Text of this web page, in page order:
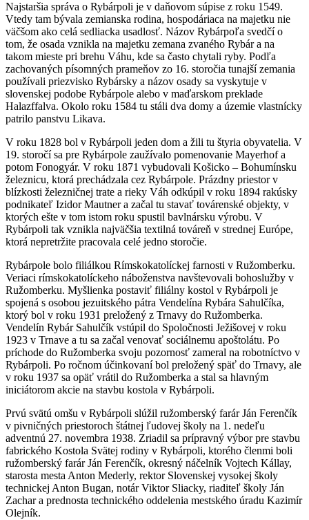
Najstaršia správa o Rybárpoli je v daňovom súpise z roku 1549.
Vtedy tam bývala zemianska rodina, hospodáriaca na majetku nie
väčšom ako celá sedliacka usadlosť. Názov Rybárpoľa svedčí o
tom, že osada vznikla na majetku zemana zvaného Rybár a na
takom mieste pri brehu Váhu, kde sa často chytali ryby. Podľa
zachovaných písomných prameňov zo 16. storočia tunajší zemania
používali priezvisko Rybársky a názov osady sa vyskytuje v
slovenskej podobe Rybárpole alebo v maďarskom preklade
Halazffalva. Okolo roku 1584 tu stáli dva domy a územie vlastnícky
patrilo panstvu Likava.
V roku 1828 bol v Rybárpoli jeden dom a žili tu štyria obyvatelia. V
19. storočí sa pre Rybárpole zaužívalo pomenovanie Mayerhof a
potom Fonogyár. V roku 1871 vybudovali Košicko – Bohumínsku
železnicu, ktorá prechádzala cez Rybárpole. Prázdny priestor v
blízkosti železničnej trate a rieky Váh odkúpil v roku 1894 rakúsky
podnikateľ Izidor Mautner a začal tu stavať továrenské objekty, v
ktorých ešte v tom istom roku spustil bavlnársku výrobu. V
Rybárpoli tak vznikla najväčšia textilná továreň v strednej Európe,
ktorá nepretržite pracovala celé jedno storočie.
Rybárpole bolo filiálkou Rímskokatolíckej farnosti v Ružomberku.
Veriaci rímskokatolíckeho náboženstva navštevovali bohoslužby v
Ružomberku. Myšlienka postaviť filiálny kostol v Rybárpoli je
spojená s osobou jezuitského pátra Vendelína Rybára Sahulčíka,
ktorý bol v roku 1931 preložený z Trnavy do Ružomberka.
Vendelín Rybár Sahulčík vstúpil do Spoločnosti Ježišovej v roku
1923 v Trnave a tu sa začal venovať sociálnemu apoštolátu. Po
príchode do Ružomberka svoju pozornosť zameral na robotníctvo v
Rybárpoli. Po ročnom účinkovaní bol preložený späť do Trnavy, ale
v roku 1937 sa opäť vrátil do Ružomberka a stal sa hlavným
iniciátorom akcie na stavbu kostola v Rybárpoli.
Prvú svätú omšu v Rybárpoli slúžil ružomberský farár Ján Ferenčík
v pivničných priestoroch štátnej ľudovej školy na 1. nedeľu
adventnú 27. novembra 1938. Zriadil sa prípravný výbor pre stavbu
fabrického Kostola Svätej rodiny v Rybárpoli, ktorého členmi boli
ružomberský farár Ján Ferenčík, okresný náčelník Vojtech Kállay,
starosta mesta Anton Mederly, rektor Slovenskej vysokej školy
technickej Anton Bugan, notár Viktor Sliacky, riaditeľ školy Ján
Zachar a prednosta technického oddelenia mestského úradu Kazimír
Olejník.